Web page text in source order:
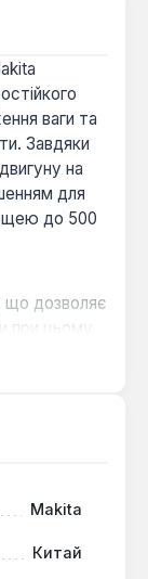
ваги та
Завдяки
на
для
до 500
що дозволяє
при цьому
перешкод.
та
Makita
Китай